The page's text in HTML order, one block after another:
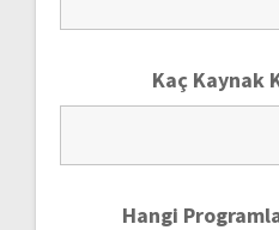
Kaç Kaynak
Hangi